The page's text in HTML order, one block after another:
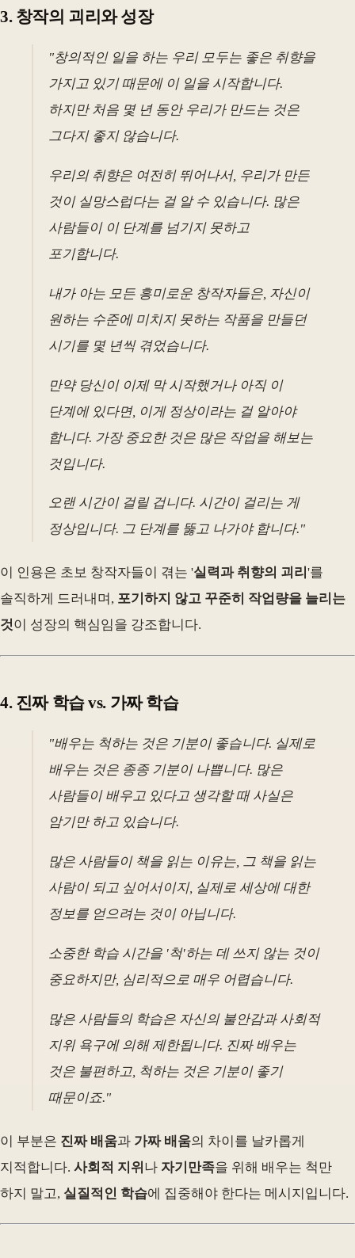
3. 창작의 괴리와 성장
"창의적인 일을 하는 우리 모두는 좋은 취향을
가지고 있기 때문에 이 일을 시작합니다.
하지만 처음 몇 년 동안 우리가 만드는 것은
그다지 좋지 않습니다.
우리의 취향은 여전히 뛰어나서, 우리가 만든
것이 실망스럽다는 걸 알 수 있습니다. 많은
사람들이 이 단계를 넘기지 못하고
포기합니다.
내가 아는 모든 흥미로운 창작자들은, 자신이
원하는 수준에 미치지 못하는 작품을 만들던
시기를 몇 년씩 겪었습니다.
만약 당신이 이제 막 시작했거나 아직 이
단계에 있다면, 이게 정상이라는 걸 알아야
합니다. 가장 중요한 것은 많은 작업을 해보는
것입니다.
오랜 시간이 걸릴 겁니다. 시간이 걸리는 게
정상입니다. 그 단계를 뚫고 나가야 합니다."
이 인용은 초보 창작자들이 겪는 '실력과 취향의 괴리 '를
솔직하게 드러내며, 포기하지 않고 꾸준히 작업량을 늘리는
것이 성장의 핵심임을 강조합니다.
4. 진짜 학습 vs. 가짜 학습
"배우는 척하는 것은 기분이 좋습니다. 실제로
배우는 것은 종종 기분이 나쁩니다. 많은
사람들이 배우고 있다고 생각할 때 사실은
암기만 하고 있습니다.
많은 사람들이 책을 읽는 이유는, 그 책을 읽는
사람이 되고 싶어서이지, 실제로 세상에 대한
정보를 얻으려는 것이 아닙니다.
소중한 학습 시간을 '척'하는 데 쓰지 않는 것이
중요하지만, 심리적으로 매우 어렵습니다.
많은 사람들의 학습은 자신의 불안감과 사회적
지위 욕구에 의해 제한됩니다. 진짜 배우는
것은 불편하고, 척하는 것은 기분이 좋기
때문이죠."
이 부분은 진짜 배움과 가짜 배움의 차이를 날카롭게
지적합니다. 사회적 지위 나 자기만족을 위해 배우는 척만
하지 말고, 실질적인 학습에 집중해야 한다는 메시지입니다.